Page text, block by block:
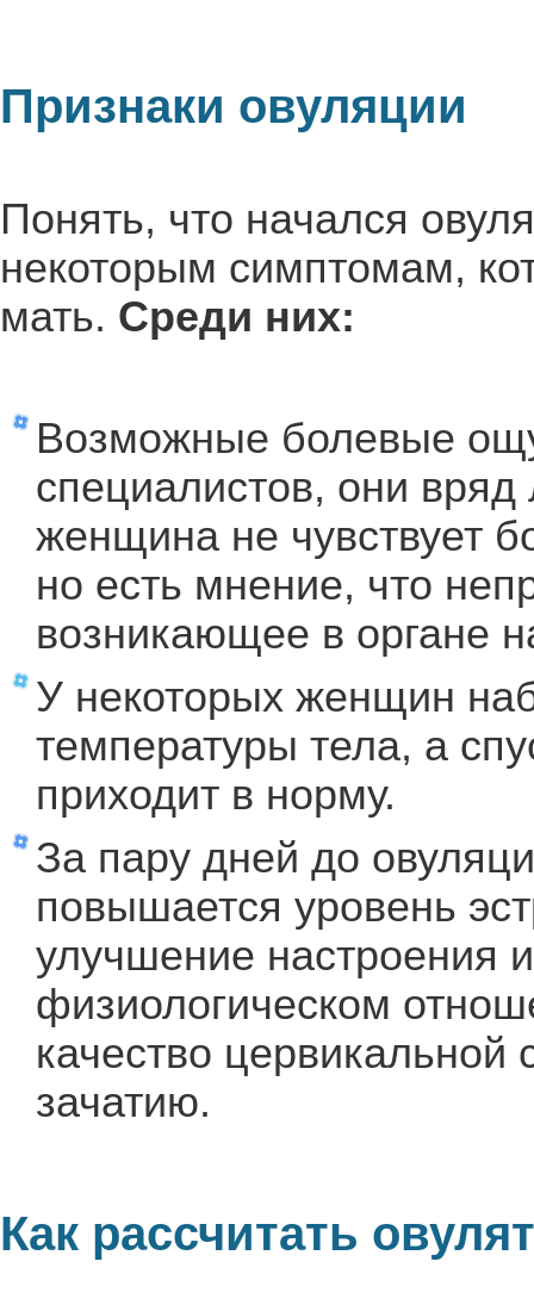
Признаки овуляции
Понять, что начался
некоторым симптомам,
мать. Среди них:
Возможные болевые
специалистов, они
женщина не чувствует
но есть мнение, что
возникающее в органе
У некоторых женщин
температуры тела, а
приходит в норму.
За пару дней до
повышается уровень
улучшение настроения
физиологическом
качество цервикальной
зачатию.
Как рассчитать